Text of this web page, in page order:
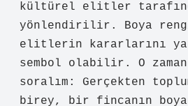
kültürel elitler
yönlendirilir. Boya
elitlerin kararlarını
sembol olabilir. O
soralım: Gerçekten
birey, bir fincanın